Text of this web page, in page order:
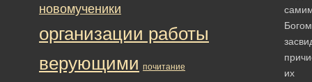
Богом
их
новомученики
организации работы
верующими почитание